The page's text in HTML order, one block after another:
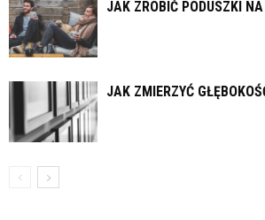
JAK ZROBIĆ PODUSZKI
JAK ZMIERZYĆ